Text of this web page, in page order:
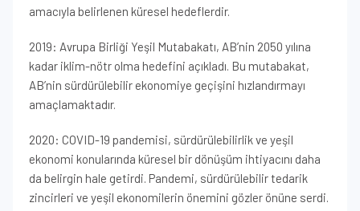
amacıyla belirlenen küresel hedeflerdir.
2019: Avrupa Birliği Yeşil Mutabakatı, AB’nin 2050 yılına
kadar iklim-nötr olma hedefini açıkladı. Bu mutabakat,
AB’nin sürdürülebilir ekonomiye geçişini hızlandırmayı
amaçlamaktadır.
2020: COVID-19 pandemisi, sürdürülebilirlik ve yeşil
ekonomi konularında küresel bir dönüşüm ihtiyacını daha
da belirgin hale getirdi. Pandemi, sürdürülebilir tedarik
zincirleri ve yeşil ekonomilerin önemini gözler önüne serdi.